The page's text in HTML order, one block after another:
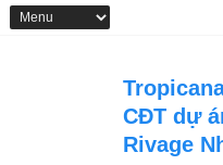
CĐT dự
Rivage